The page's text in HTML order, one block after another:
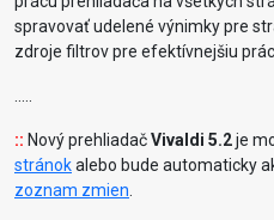
spravovať udelené výnimky pre
zdroje filtrov pre efektívnejšiu
:: Nový prehliadačVivaldi 5.2je
stránokalebo bude automaticky
zoznam zmien